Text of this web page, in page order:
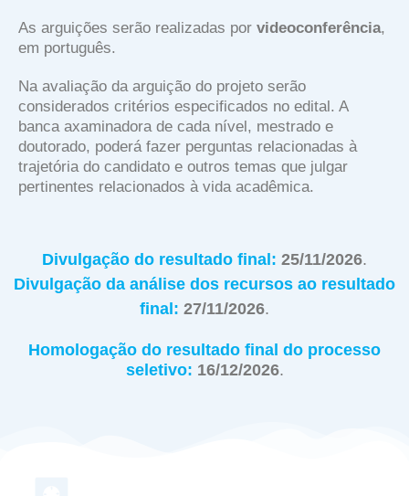
As arguições serão realizadas por videoconferência,
em português.
Na avaliação da arguição do projeto serão
considerados critérios especificados no edital. A
banca axaminadora de cada nível, mestrado e
doutorado, poderá fazer perguntas relacionadas à
trajetória do candidato e outros temas que julgar
pertinentes relacionados à vida acadêmica.
Divulgação do resultado final: 25/11/2026.
Divulgação da análise dos recursos ao resultado
final: 27/11/2026.
Homologação do resultado final do processo
seletivo: 16/12/2026.